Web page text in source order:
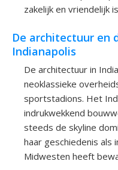
zakelijk en vriendelijk
De architectuur en
Indianapolis
De architectuur in
neoklassieke
sportstadions. Het
indrukwekkend
steeds de skyline
haar geschiedenis als
Midwesten heeft